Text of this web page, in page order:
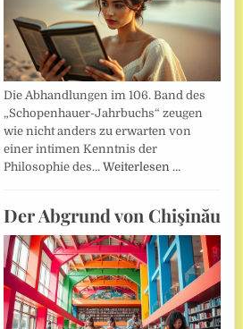
Die Abhandlungen im 106. Band des
„Schopenhauer-Jahrbuchs“ zeugen
wie nicht anders zu erwarten von
einer intimen Kenntnis der
Philosophie des… Weiterlesen …
Der Abgrund von Chişinău